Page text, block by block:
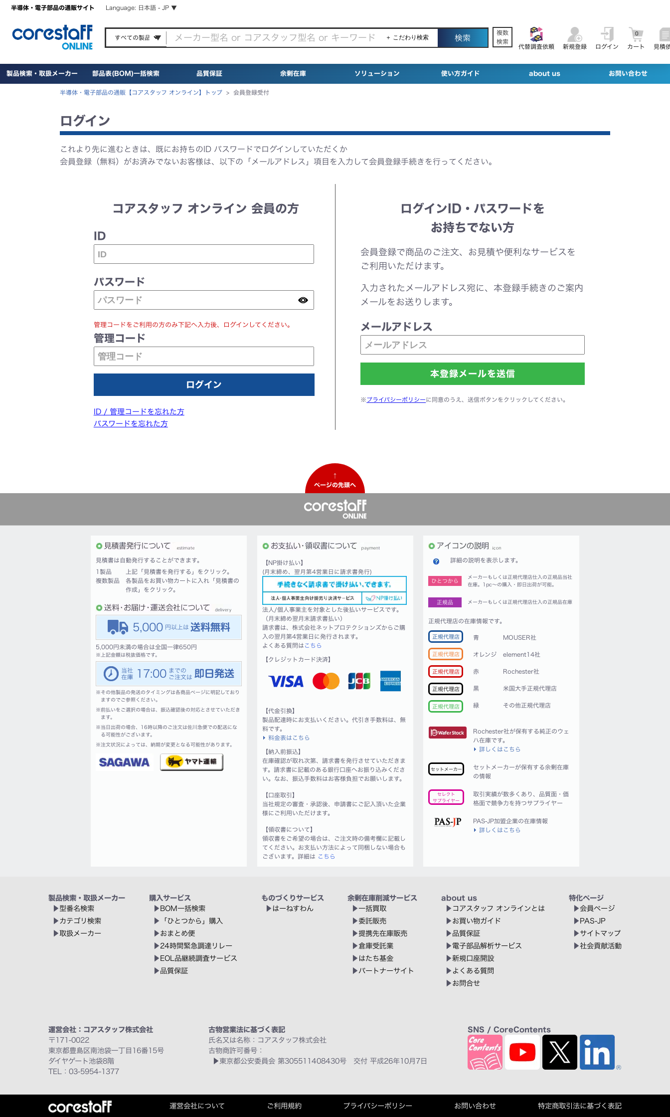
半導体・電子部品の通販サイト Language: 日本語 - JP ▼
＋ こだわり検索
複数
検索
代替調査依頼
新規登録 ログイン カート
0
見積
製品検索・取扱メーカー 部品表(BOM)一括検索 品質保証 余剰在庫 ソリューション 使い方ガイド about us お問い合わせ
半導体・電子部品の通販【コアスタッフ オンライン】トップ > 会員登録受付
ログイン
これより先に進むときは、既にお持ちのID パスワードでログインしていただくか
会員登録（無料）がお済みでないお客様は、以下の「メールアドレス」項目を入力して会員登録手続きを行ってください。
コアスタッフ オンライン 会員の方
ID
パスワード
管理コードをご利用の方のみ下記へ入力後、ログインしてください。
管理コード
ID / 管理コードを忘れた方
パスワードを忘れた方
ログインID・パスワードを
お持ちでない方
会員登録で商品のご注文、お見積や便利なサービスを
ご利用いただけます。
入力されたメールアドレス宛に、本登録手続きのご案内
メールをお送りします。
メールアドレス
※プライバシーポリシーに同意のうえ、送信ボタンをクリックしてください。
↑
ページの先頭へ
見積書は自動発行することができます。
1製品
上記「見積書を発行する」をクリック。
複数製品
各製品をお買い物カートに入れ「見積書の
作成」をクリック。
5,000
5,000円未満の場合は全国一律650円
※ 上記金額は税抜価格です。
17:00
※その他製品の発送のタイミングは各商品ページに明記しており
ますのでご参照ください。
※前払いをご選択の場合は、振込確認後の対応とさせていただき
ます。
※ 当日出荷の場合、16時以降のご注文は佐川急便での配送にな
る可能性がございます。
※注文状況によっては、納期が変更となる可能性があります。
【NP掛け払い】
(月末締め、翌月第4営業日に請求書発行)
法人/個人事業主を対象とした後払いサービスです。
（月末締め翌月末請求書払い）
請求書は、株式会社ネットプロテクションズからご購
入の翌月第4営業日に発行されます。
よくある質問は こちら
【クレジットカード決済】
【代金引換】
製品配達時にお支払いください。代引き手数料は、無
料です。
料金表はこちら
【納入前振込】
在庫確認が取れ次第、請求書を発行させていただきま
す。請求書に記載のある銀行口座へお振り込みくださ
い。なお、振込手数料はお客様負担でお願いします。
【口座取引】
当社規定の審査・承認後、申請書にご記入頂いた企業
様にご利用いただけます。
【領収書について】
領収書をご希望の場合は、ご注文時の備考欄に記載し
てください。お支払い方法によって同梱しない場合も
ございます。詳細は こちら
詳細の説明を表示します。
ひとつから
メーカーもしくは正規代理店仕入の正規品当社
在庫。1pc〜の購入・即日出荷が可能。
正規品 メーカーもしくは正規代理店仕入の正規品在庫
正規代理店の在庫情報です。
正規代理店
正規代理店
正規代理店
正規代理店
正規代理店
青 MOUSER社
オレンジ element14社
赤 Rochester社
黒 米国大手正規代理店
緑 その他正規代理店
Rochester社が保有する純正のウェ
ハ在庫です。
詳しくはこちら
セットメーカー
セットメーカーが保有する余剰在庫
の情報
セレクト
サプライヤー
取引実績が数多くあり、品質面・価
格面で競争力を持つサプライヤー
PAS-JP加盟企業の在庫情報
詳しくはこちら
製品検索・取扱メーカー
型番名検索
カテゴリ検索
取扱メーカー
購入サービス
BOM一括検索
「ひとつから」購入
おまとめ便
24時間緊急調達リレー
EOL品継続調査サービス
品質保証
ものづくりサービス
はーねすわん
余剰在庫削減サービス
一括買取
委託販売
提携先在庫販売
倉庫受託業
はたち基金
パートナーサイト
about us
コアスタッフ オンラインとは
お買い物ガイド
品質保証
電子部品解析サービス
新規口座開設
よくある質問
お問合せ
特化ページ
会員ページ
PAS-JP
サイトマップ
社会貢献活動
運営会社：コアスタッフ株式会社
〒171-0022
東京都豊島区南池袋一丁目16番15号
ダイヤゲート池袋8階
TEL：03-5954-1377
古物営業法に基づく表記
氏名又は名称：コアスタッフ株式会社
古物商許可番号：
東京都公安委員会 第305511408430号 交付 平成26年10月7日
SNS / CoreContents
運営会社について ご利用規約 プライバシーポリシー お問い合わせ 特定商取引法に基づく表記